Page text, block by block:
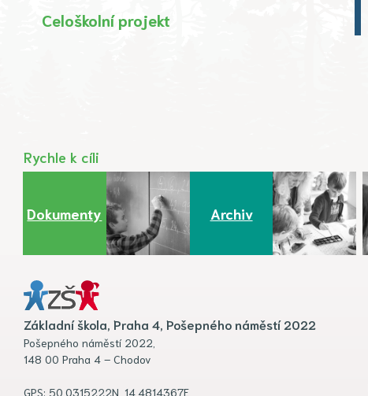
Celoškolní projekt
Rychle k cíli
Dokumenty Archiv
Základní škola, Praha 4, Pošepného náměstí 2022
Pošepného náměstí 2022,
148 00 Praha 4 – Chodov
GPS: 50.0315222N, 14.4814367E